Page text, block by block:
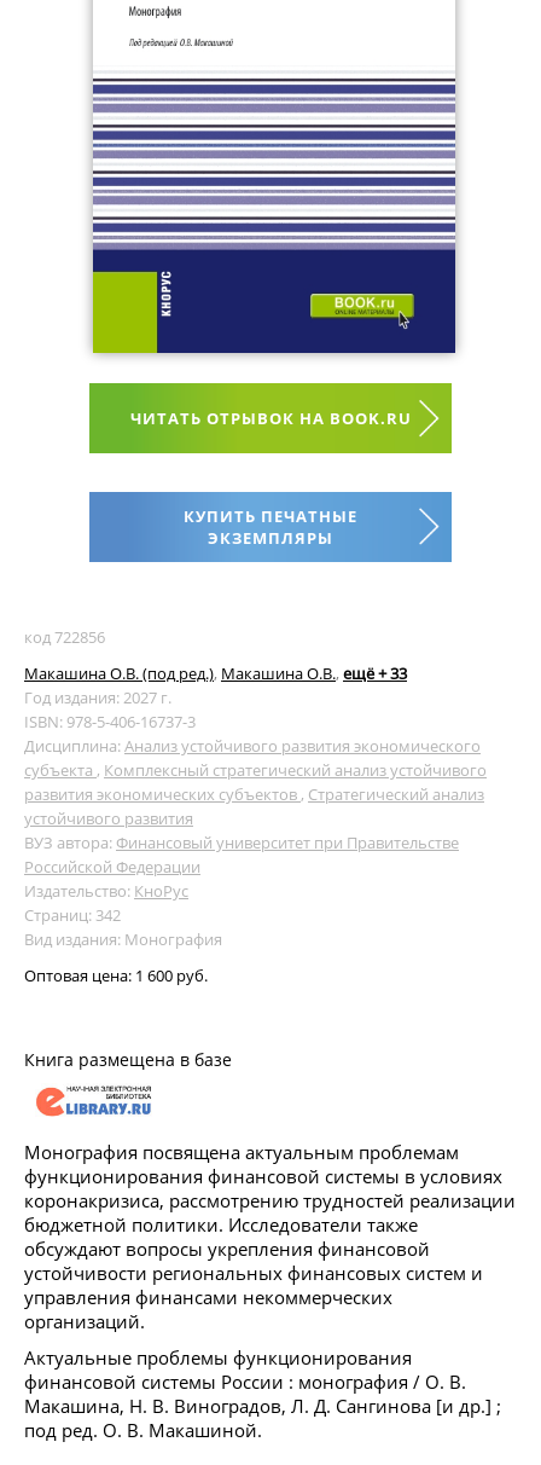
ЧИТАТЬ ОТРЫВОК НА BOOK.RU
КУПИТЬ ПЕЧАТНЫЕ
ЭКЗЕМПЛЯРЫ
код 722856
Макашина О.В. (под ред.), Макашина О.В., ещё + 33
Год издания: 2027 г.
ISBN: 978-5-406-16737-3
Дисциплина:Анализ устойчивого развития экономического
субъекта , Комплексный стратегический анализ устойчивого
развития экономических субъектов , Стратегический анализ
устойчивого развития
ВУЗ автора: Финансовый университет при Правительстве
Российской Федерации
Издательство: КноРус
Страниц: 342
Вид издания: Монография
Оптовая цена: 1 600 руб.
Книга размещена в базе
Монография посвящена актуальным проблемам
функционирования финансовой системы в условиях
коронакризиса, рассмотрению трудностей реализации
бюджетной политики. Исследователи также
обсуждают вопросы укрепления финансовой
устойчивости региональных финансовых систем и
управления финансами некоммерческих
организаций.
Актуальные проблемы функционирования
финансовой системы России : монография / О. В.
Макашина, Н. В. Виноградов, Л. Д. Сангинова [и др.] ;
под ред. О. В. Макашиной.